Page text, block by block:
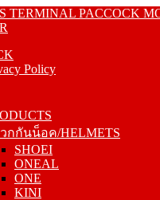
Policy
กกันน็อค/HELMETS
SHOEI
ONEAL
ONE
KINI
SHOEI
ONEAL
ONE
KINI